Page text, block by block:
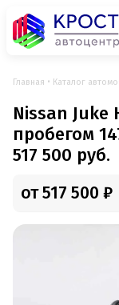
Главная Каталог
Nissan Juke
пробегом
517 500 руб.
от 517 500 ₽